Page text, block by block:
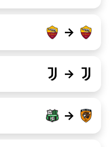
→
→
→